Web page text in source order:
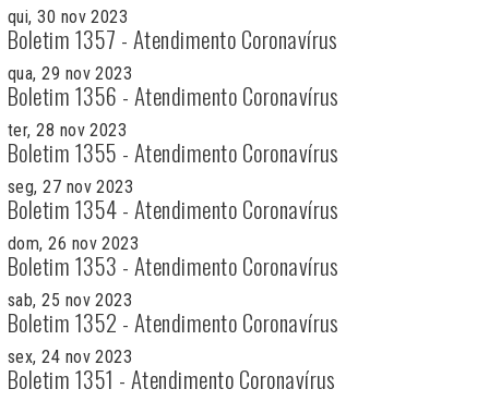
qui, 30 nov 2023
Boletim 1357 - Atendimento Coronavírus
qua, 29 nov 2023
Boletim 1356 - Atendimento Coronavírus
ter, 28 nov 2023
Boletim 1355 - Atendimento Coronavírus
seg, 27 nov 2023
Boletim 1354 - Atendimento Coronavírus
dom, 26 nov 2023
Boletim 1353 - Atendimento Coronavírus
sab, 25 nov 2023
Boletim 1352 - Atendimento Coronavírus
sex, 24 nov 2023
Boletim 1351 - Atendimento Coronavírus